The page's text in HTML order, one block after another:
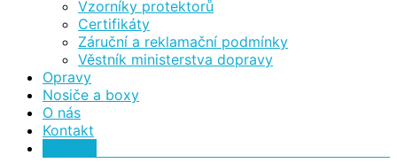
Vzorníky protektorů
Certifikáty
Záruční a reklamační podmínky
Věstník ministerstva dopravy
Opravy
Nosiče a boxy
O nás
Kontakt